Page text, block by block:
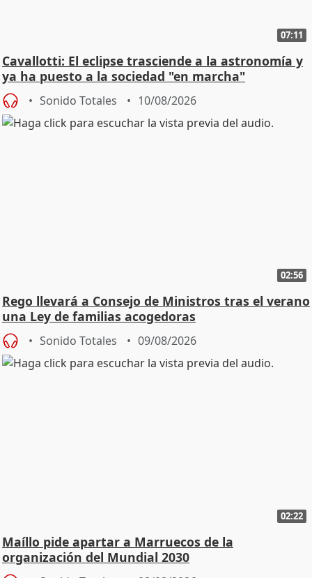
07:11
Cavallotti: El eclipse trasciende a la astronomía y
ya ha puesto a la sociedad "en marcha"
Sonido Totales 10/08/2026
02:56
Rego llevará a Consejo de Ministros tras el verano
una Ley de familias acogedoras
Sonido Totales 09/08/2026
02:22
Maíllo pide apartar a Marruecos de la
organización del Mundial 2030